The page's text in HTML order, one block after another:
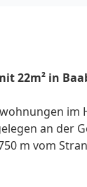
22m² in
im
an der
m vom